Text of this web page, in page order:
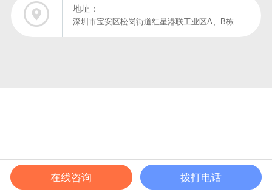
地址：
深圳市宝安区松岗街道红星港联工业区A、B栋
在线电话 成功案例 解决方案
在线咨询 拨打电话